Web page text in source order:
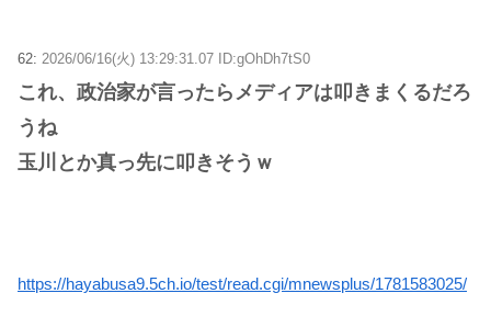
62: 2026/06/16(火) 13:29:31.07 ID:gOhDh7tS0
これ、政治家が言ったらメディアは叩きまくるだろ
うね
玉川とか真っ先に叩きそうｗ
https://hayabusa9.5ch.io/test/read.cgi/mnewsplus/1781583025/